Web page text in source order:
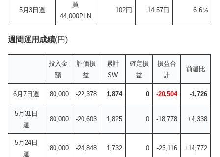
5月3日週
買
44,000PLN
102円 14.57円 6.6％
週間運用成績(円)
投入金
額
評価損
益
累計
SW
確定損
益
損益合
計
前週比
6月7日週 80,000 -22,378 1,874 0 -20,504 -1,726
5月31日
週
80,000 -20,603 1,825 0 -18,778 +4,338
5月24日
週
80,000 -24,848 1,732 0 -23,116 +14,772